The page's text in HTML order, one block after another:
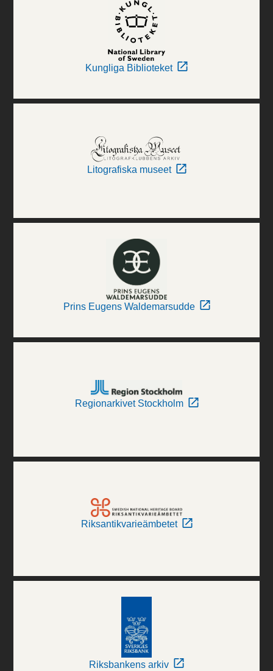
Kungliga Biblioteket
Litografiska museet
Prins Eugens Waldemarsudde
Regionarkivet Stockholm
Riksantikvarieämbetet
Riksbankens arkiv